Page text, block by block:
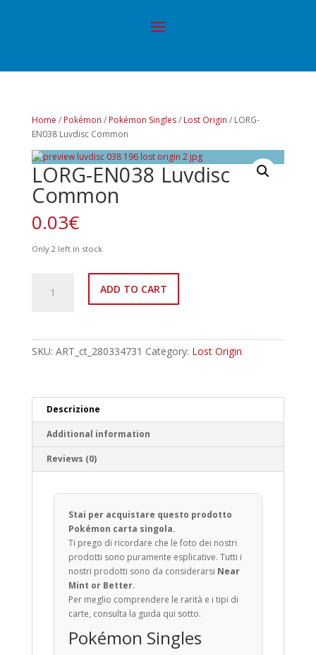
Home / Pokémon / Pokémon Singles/ Lost Origin / LORG-
EN038 Luvdisc Common
LORG-EN038 Luvdisc
Common
0.03€
Only 2 left in stock
EN038
ADD TO CART
SKU: ART_ct_280334731 Category: Lost Origin
Descrizione
Additional information
Reviews (0)
Stai per acquistare questo prodotto
Pokémon carta singola.
Ti prego di ricordare che le foto dei nostri
prodotti sono puramente esplicative. Tutti i
nostri prodotti sono da considerarsi Near
Mint or Better.
Per meglio comprendere le rarità e i tipi di
carte, consulta la guida qui sotto.
Pokémon Singles